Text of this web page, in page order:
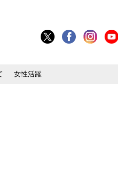
女性活躍